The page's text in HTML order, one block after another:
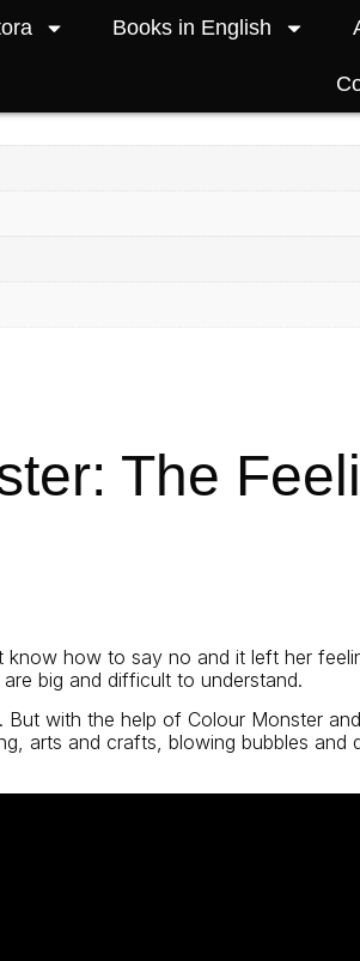
Books in English
Feelings Doctor and the Emotions
The
know how to say no and it left her
big and difficult to understand.
with the help of Colour Monster
arts and crafts, blowing bubbles